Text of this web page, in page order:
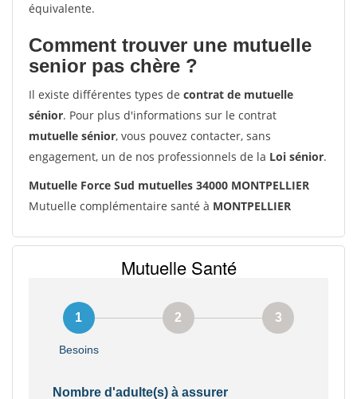
équivalente.
Comment trouver une mutuelle
senior pas chère ?
Il existe différentes types de contrat de mutuelle
sénior. Pour plus d'informations sur le contrat
mutuelle sénior, vous pouvez contacter, sans
engagement, un de nos professionnels de la Loi sénior.
Mutuelle Force Sud mutuelles 34000 MONTPELLIER
Mutuelle complémentaire santé à MONTPELLIER